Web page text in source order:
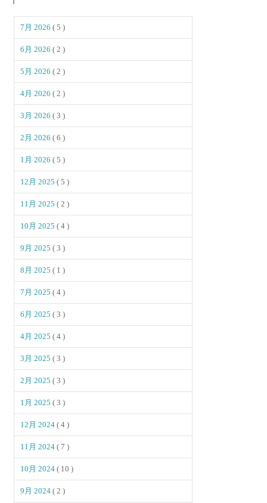
7月 2026( 5 )
6月 2026( 2 )
5月 2026( 2 )
4月 2026( 2 )
3月 2026( 3 )
2月 2026( 6 )
1月 2026( 5 )
12月 2025( 5 )
11月 2025( 2 )
10月 2025( 4 )
9月 2025( 3 )
8月 2025( 1 )
7月 2025( 4 )
6月 2025( 3 )
4月 2025( 4 )
3月 2025( 3 )
2月 2025( 3 )
1月 2025( 3 )
12月 2024( 4 )
11月 2024( 7 )
10月 2024( 10 )
9月 2024( 2 )